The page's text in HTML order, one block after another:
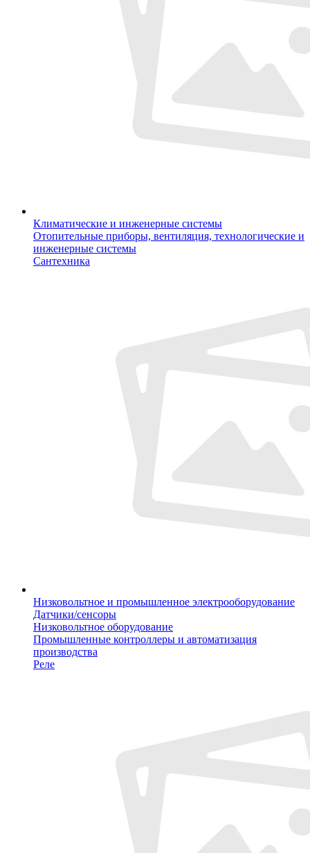
Климатические и инженерные системы
Отопительные приборы, вентиляция, технологические и
инженерные системы
Сантехника
Низковольтное и промышленное электрооборудование
Датчики/сенсоры
Низковольтное оборудование
Промышленные контроллеры и автоматизация
производства
Реле